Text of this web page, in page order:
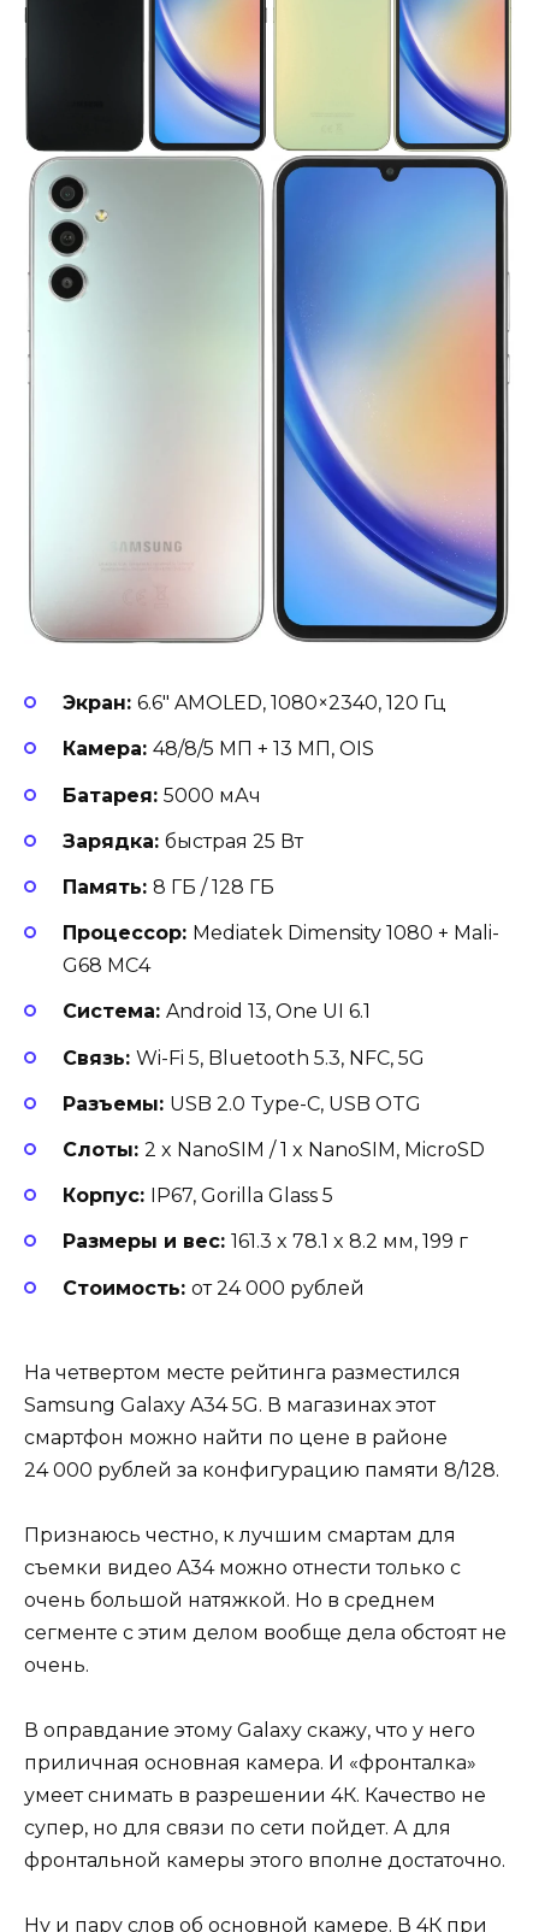
Экран: 6.6″ AMOLED, 1080×2340, 120 Гц
Камера: 48/8/5 МП + 13 МП, OIS
Батарея: 5000 мАч
Зарядка: быстрая 25 Вт
Память: 8 ГБ / 128 ГБ
Процессор: Mediatek Dimensity 1080 + Mali-
G68 MC4
Система: Android 13, One UI 6.1
Связь: Wi-Fi 5, Bluetooth 5.3, NFC, 5G
Разъемы: USB 2.0 Type-C, USB OTG
Слоты: 2 x NanoSIM / 1 x NanoSIM, MicroSD
Корпус: IP67, Gorilla Glass 5
Размеры и вес: 161.3 x 78.1 x 8.2 мм, 199 г
Стоимость: от 24 000 рублей
На четвертом месте рейтинга разместился
Samsung Galaxy A34 5G. В магазинах этот
смартфон можно найти по цене в районе
24 000 рублей за конфигурацию памяти 8/128.
Признаюсь честно, к лучшим смартам для
съемки видео A34 можно отнести только с
очень большой натяжкой. Но в среднем
сегменте с этим делом вообще дела обстоят не
очень.
В оправдание этому Galaxy скажу, что у него
приличная основная камера. И «фронталка»
умеет снимать в разрешении 4К. Качество не
супер, но для связи по сети пойдет. А для
фронтальной камеры этого вполне достаточно.
Ну и пару слов об основной камере. В 4К при